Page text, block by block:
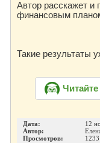
Автор расскажет и
финансовым
Такие результаты
Дата:
12
Автор:
Просмотров:
1233